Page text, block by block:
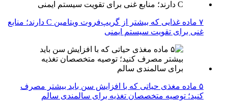
۷ ماده غذایی که بیشتر از گریپ‌فروت ویتامین C دارند؛ منابع
غنی برای تقویت سیستم ایمنی
۵ ماده مغذی حیاتی که با افزایش سن باید بیشتر مصرف
کنید؛ توصیه متخصصان تغذیه برای سالمندی سالم